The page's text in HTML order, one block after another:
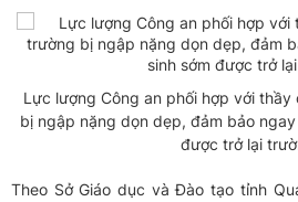
Lực lượng Công an phối hợp với
bị ngập nặng dọn dẹp, đảm bảo
được trở lại
Theo Sở Giáo dục và Đào tạo tỉnh